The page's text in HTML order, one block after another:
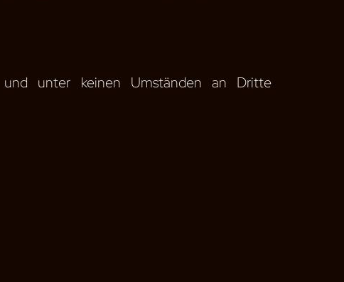
und unter keinen Umständen an Dritte